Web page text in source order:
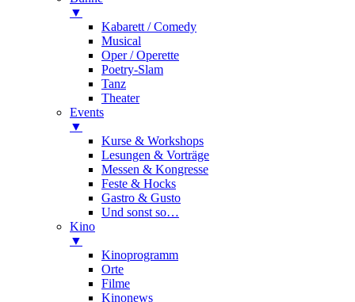
▼
Kabarett / Comedy
Musical
Oper / Operette
Poetry-Slam
Tanz
Theater
Events
▼
Kurse & Workshops
Lesungen & Vorträge
Messen & Kongresse
Feste & Hocks
Gastro & Gusto
Und sonst so…
Kino
▼
Kinoprogramm
Orte
Filme
Kinonews